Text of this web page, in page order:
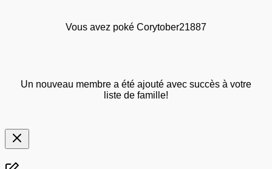
Vous avez poké Corytober21887
Un nouveau membre a été ajouté avec succès à votre
liste de famille!